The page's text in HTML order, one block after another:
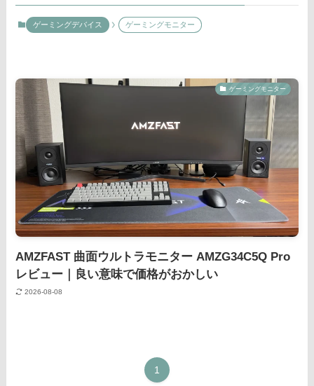
ゲーミングデバイス ゲーミングモニター
ゲーミングモニター
AMZFAST 曲面ウルトラモニター AMZG34C5Q Pro
レビュー｜良い意味で価格がおかしい
2026-08-08
1